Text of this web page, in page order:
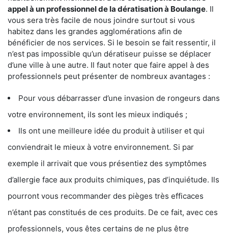
appel à un professionnel de la dératisation à Boulange. Il
vous sera très facile de nous joindre surtout si vous
habitez dans les grandes agglomérations afin de
bénéficier de nos services. Si le besoin se fait ressentir, il
n’est pas impossible qu’un dératiseur puisse se déplacer
d’une ville à une autre. Il faut noter que faire appel à des
professionnels peut présenter de nombreux avantages :
Pour vous débarrasser d’une invasion de rongeurs dans
votre environnement, ils sont les mieux indiqués ;
Ils ont une meilleure idée du produit à utiliser et qui
conviendrait le mieux à votre environnement. Si par
exemple il arrivait que vous présentiez des symptômes
d’allergie face aux produits chimiques, pas d’inquiétude. Ils
pourront vous recommander des pièges très efficaces
n’étant pas constitués de ces produits. De ce fait, avec ces
professionnels, vous êtes certains de ne plus être